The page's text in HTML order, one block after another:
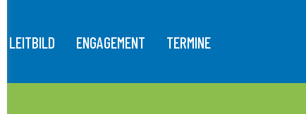
LEITBILD ENGAGEMENT TERMINE